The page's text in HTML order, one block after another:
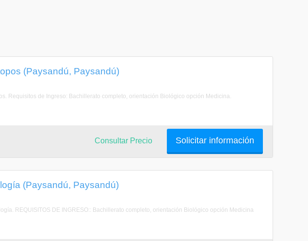
(Paysandú, Paysandú)
Requisitos de Ingreso: Bachillerato completo, orientación Biológico opción Medicina.
Solicitar información
Consultar Precio
(Paysandú, Paysandú)
REQUISITOS DE INGRESO:: Bachillerato completo, orientación Biológico opción Medicina